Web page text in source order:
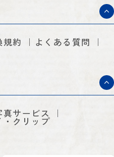
規約 よくある質問
真サービス
・クリップ